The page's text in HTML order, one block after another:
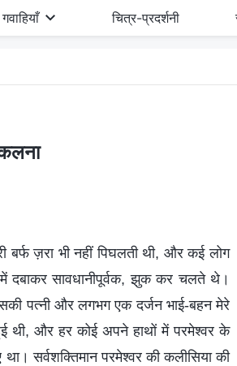
गवाहियाँ चित्र-प्रदर्शनी
बर्फ ज़रा भी नहीं पिघलती थी, और कई लोग
दबाकर सावधानीपूर्वक, झुक कर चलते थे।
पत्नी और लगभग एक दर्जन भाई-बहन मेरे
थी, और हर कोई अपने हाथों में परमेश्वर के
सर्वशक्तिमान परमेश्वर की कलीसिया की